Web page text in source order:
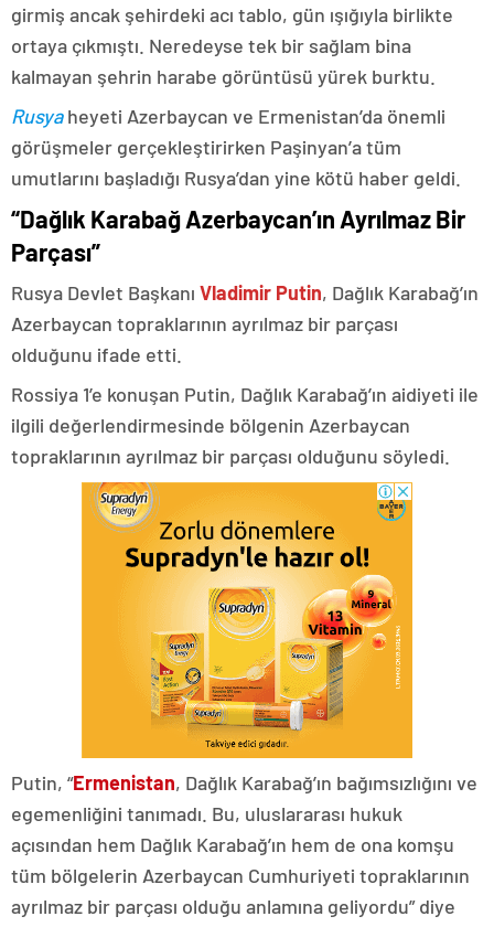
girmiş ancak şehirdeki acı tablo, gün ışığıyla birlikte
ortaya çıkmıştı. Neredeyse tek bir sağlam bina
kalmayan şehrin harabe görüntüsü yürek burktu.
Rusyaheyeti Azerbaycan ve Ermenistan’da önemli
görüşmeler gerçekleştirirken Paşinyan’a tüm
umutlarını başladığı Rusya’dan yine kötü haber geldi.
“Dağlık Karabağ Azerbaycan’ın Ayrılmaz Bir
Parçası”
Rusya Devlet Başkanı Vladimir Putin, Dağlık Karabağ’ın
Azerbaycan topraklarının ayrılmaz bir parçası
olduğunu ifade etti.
Rossiya 1’e konuşan Putin, Dağlık Karabağ’ın aidiyeti ile
ilgili değerlendirmesinde bölgenin Azerbaycan
topraklarının ayrılmaz bir parçası olduğunu söyledi.
Putin, “Ermenistan, Dağlık Karabağ’ın bağımsızlığını ve
egemenliğini tanımadı. Bu, uluslararası hukuk
açısından hem Dağlık Karabağ’ın hem de ona komşu
tüm bölgelerin Azerbaycan Cumhuriyeti topraklarının
ayrılmaz bir parçası olduğu anlamına geliyordu” diye